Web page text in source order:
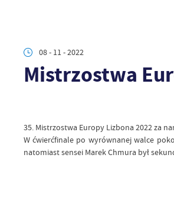
08 - 11 - 2022
Mistrzostwa
35. Mistrzostwa Europy Lizbona 2022 za
W ćwierćfinale po wyrównanej walce
natomiast sensei Marek Chmura był